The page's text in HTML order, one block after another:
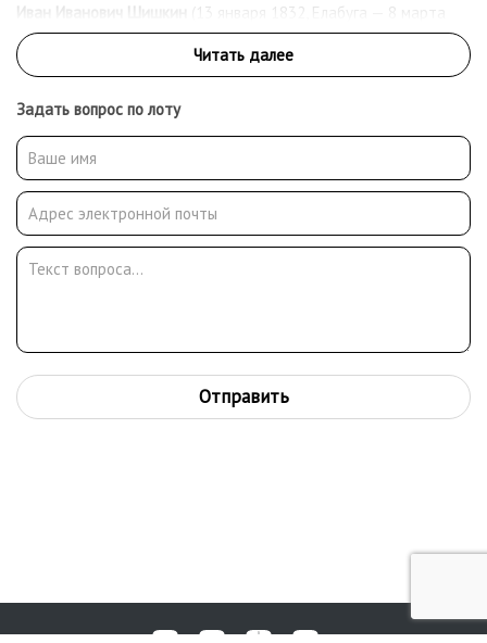
Иван Иванович Шишкин
(13 января 1832, Елабуга — 8 марта
1898, Санкт-Петербург) — русский художник-пейзажист,
академик и профессор Императорской Академии художеств,
один из основоположников национального реалистического
пейзажа. Его имя стало символом силы, глубины и поэтичности
русского леса» — художник, сумевший передать душу
родного ландшафта.
Происхождение и образование
Будущий художник родился в купеческой семье в
провинциальной Елабуге. В 1852 году он поступил в
Санкт-Петербурге. Его наставником стал пейзажист Сократ
Воробьёв. Уже в годы учёбы Шишкин выделялся точностью
натуры и редким упорством. Он получал награды, включая
Большую золотую медаль и возможность заграничной
ряд работ, прославляющих родные берёзовые рощи, сосновые
леса, поля и ручьи. В 1865 году за полотно «Вид в
Задать вопрос по лоту
Отправить